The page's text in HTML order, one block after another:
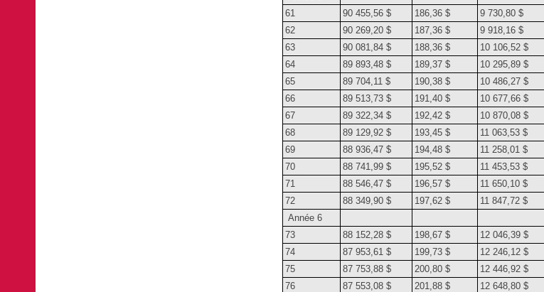
61
90 455,56 $ 186,36 $ 9 730,80 $
62
90 269,20 $ 187,36 $ 9 918,16 $
63
90 081,84 $ 188,36 $ 10 106,52 $
64
89 893,48 $ 189,37 $ 10 295,89 $
65
89 704,11 $ 190,38 $ 10 486,27 $
66
89 513,73 $ 191,40 $ 10 677,66 $
67
89 322,34 $ 192,42 $ 10 870,08 $
68
89 129,92 $ 193,45 $ 11 063,53 $
69
88 936,47 $ 194,48 $ 11 258,01 $
70
88 741,99 $ 195,52 $ 11 453,53 $
71
88 546,47 $ 196,57 $ 11 650,10 $
72
88 349,90 $ 197,62 $ 11 847,72 $
Année 6
73
88 152,28 $ 198,67 $ 12 046,39 $
74
87 953,61 $ 199,73 $ 12 246,12 $
75
87 753,88 $ 200,80 $ 12 446,92 $
76
87 553,08 $ 201,88 $ 12 648,80 $